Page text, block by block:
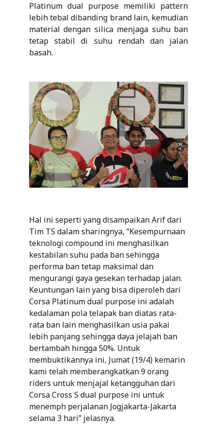
Platinum dual purpose memiliki pattern
lebih tebal dibanding brand lain, kemudian
material dengan silica menjaga suhu ban
tetap stabil di suhu rendah dan jalan
basah.
Hal ini seperti yang disampaikan Arif dari
Tim TS dalam sharingnya, “Kesempurnaan
teknologi compound ini menghasilkan
kestabilan suhu pada ban sehingga
performa ban tetap maksimal dan
mengurangi gaya gesekan terhadap jalan.
Keuntungan lain yang bisa diperoleh dari
Corsa Platinum dual purpose ini adalah
kedalaman pola telapak ban diatas rata-
rata ban lain menghasilkan usia pakai
lebih panjang sehingga daya jelajah ban
bertambah hingga 50%. Untuk
membuktikannya ini, Jumat (19/4) kemarin
kami telah memberangkatkan 9 orang
riders untuk menjajal ketangguhan dari
Corsa Cross S dual purpose ini untuk
menemph perjalanan Jogjakarta-Jakarta
selama 3 hari” jelasnya.